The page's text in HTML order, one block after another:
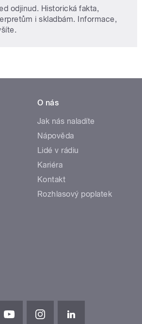
odjinud. Historická fakta,
i skladbám. Informace,
O nás
Jak nás naladíte
Nápověda
Lidé v rádiu
Kariéra
Kontakt
Rozhlasový poplatek